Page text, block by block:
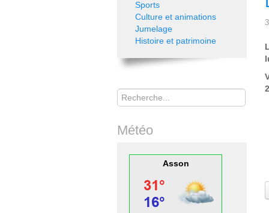
Sports
Culture et animations
Jumelage
Histoire et patrimoine
Rechercher
Météo
Asson